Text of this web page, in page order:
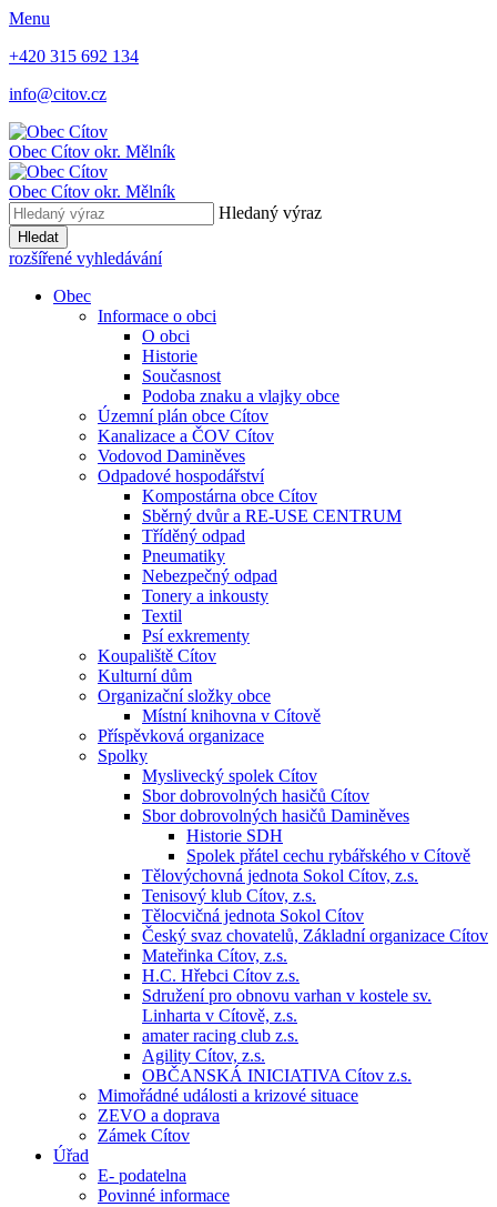
Menu
+420 315 692 134
info@citov.cz
Obec Cítov okr. Mělník
Obec Cítov okr. Mělník
Hledaný výraz
Hledat
rozšířené vyhledávání
Obec
Informace o obci
O obci
Historie
Současnost
Podoba znaku a vlajky obce
Územní plán obce Cítov
Kanalizace a ČOV Cítov
Vodovod Daminěves
Odpadové hospodářství
Kompostárna obce Cítov
Sběrný dvůr a RE-USE CENTRUM
Tříděný odpad
Pneumatiky
Nebezpečný odpad
Tonery a inkousty
Textil
Psí exkrementy
Koupaliště Cítov
Kulturní dům
Organizační složky obce
Místní knihovna v Cítově
Příspěvková organizace
Spolky
Myslivecký spolek Cítov
Sbor dobrovolných hasičů Cítov
Sbor dobrovolných hasičů Daminěves
Historie SDH
Spolek přátel cechu rybářského v Cítově
Tělovýchovná jednota Sokol Cítov, z.s.
Tenisový klub Cítov, z.s.
Tělocvičná jednota Sokol Cítov
Český svaz chovatelů, Základní organizace Cítov
Mateřinka Cítov, z.s.
H.C. Hřebci Cítov z.s.
Sdružení pro obnovu varhan v kostele sv.
Linharta v Cítově, z.s.
amater racing club z.s.
Agility Cítov, z.s.
OBČANSKÁ INICIATIVA Cítov z.s.
Mimořádné události a krizové situace
ZEVO a doprava
Zámek Cítov
Úřad
E- podatelna
Povinné informace